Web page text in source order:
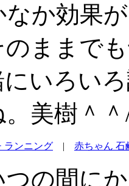
か効果
ままで
いろい
美樹＾
ランニング | 赤ちゃん 石
つの間に